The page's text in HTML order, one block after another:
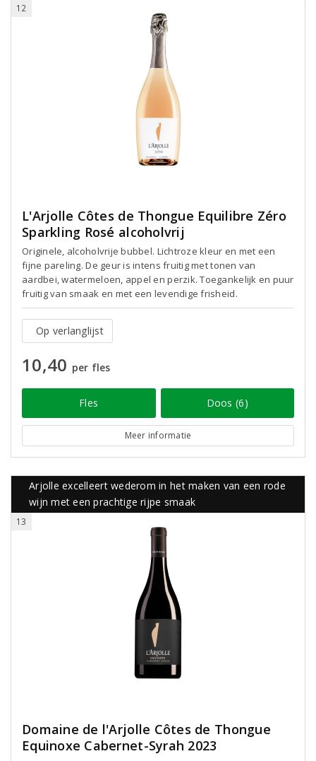
12
L'Arjolle Côtes de Thongue Equilibre Zéro
Sparkling Rosé alcoholvrij
Originele, alcoholvrije bubbel. Lichtroze kleur en met een
fijne pareling. De geur is intens fruitig met tonen van
aardbei, watermeloen, appel en perzik. Toegankelijk en puur
fruitig van smaak en met een levendige frisheid.
Op verlanglijst
10,40 per fles
Fles Doos (6)
Meer informatie
Arjolle excelleert wederom in het maken van een rode
wijn met een prachtige rijpe smaak
13
Domaine de l'Arjolle Côtes de Thongue
Equinoxe Cabernet-Syrah 2023